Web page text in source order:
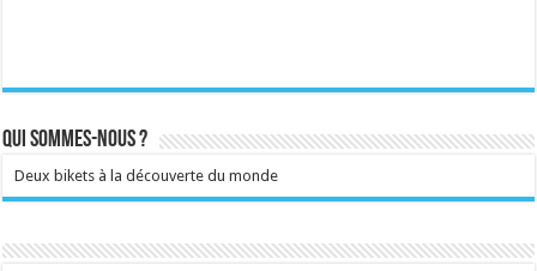
Qui sommes-nous ?
Deux bikets à la découverte du monde